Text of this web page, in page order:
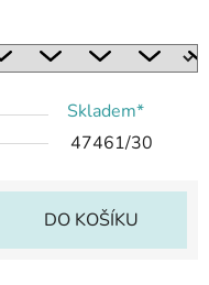
Skladem*
47461/30
DO KOŠÍKU